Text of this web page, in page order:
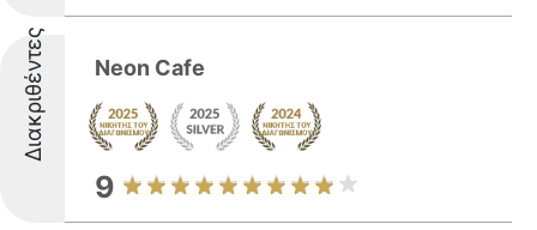
Διακριθέντες Neon Cafe
9